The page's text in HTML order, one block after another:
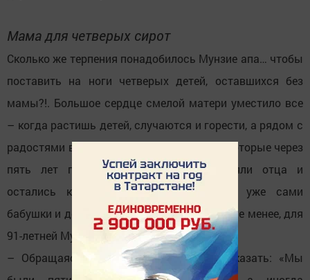
Мама для четверых сирот
Сколько же терпения понадобилось Мунзие апа… чтобы
поставить на ноги четверых детей, оставшихся без
мамы?!. Большое сердце смелой матери уместило все
– когда растишь детей, случаются и горести, а рядом с
радостями всегда шагают заботы. Дети, которые через
пять лет после смерти матери потеряли отца и
остались круглыми сиротами, сегодня уже сами
бабушки и дедушки для своих внуков. Тем не менее, для
91-летней Мунзии апа они до сих пор дети.
– Обращаясь к словам поэта, можно сказать: «Мы